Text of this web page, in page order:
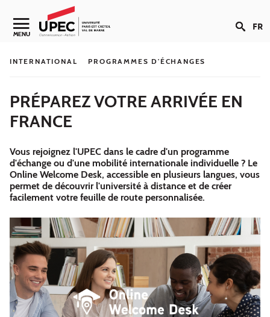
Aller au contenu
Navigation secondaire
MENU FR
INTERNATIONAL PROGRAMMES D'ÉCHANGES
PRÉPAREZ VOTRE ARRIVÉE EN
FRANCE
Vous rejoignez l'UPEC dans le cadre d'un programme
d'échange ou d'une mobilité internationale individuelle ? Le
Online Welcome Desk, accessible en plusieurs langues, vous
permet de découvrir l'université à distance et de créer
facilement votre feuille de route personnalisée.